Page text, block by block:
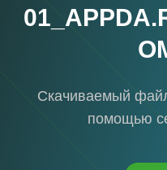
Скачиваемый
помощью